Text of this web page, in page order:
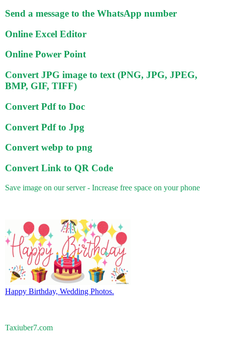
Send a message to the WhatsApp number
Online Excel Editor
Online Power Point
Convert JPG image to text (PNG, JPG, JPEG,
BMP, GIF, TIFF)
Convert Pdf to Doc
Convert Pdf to Jpg
Convert webp to png
Convert Link to QR Code
Save image on our server - Increase free space on your phone
Happy Birthday, Wedding Photos.
Taxiuber7.com